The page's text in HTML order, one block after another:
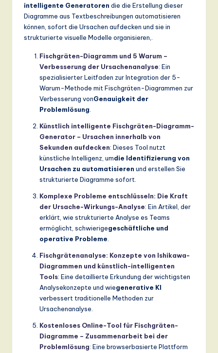
intelligente Generatoren die die Erstellung dieser
Diagramme aus Textbeschreibungen automatisieren
können, sofort die Ursachen aufdecken und sie in
strukturierte visuelle Modelle organisieren,.
Fischgräten-Diagramm und 5 Warum –
Verbesserung der Ursachenanalyse: Ein
spezialisierter Leitfaden zur Integration der 5-
Warum-Methode mit Fischgräten-Diagrammen zur
Verbesserung vonGenauigkeit der
Problemlösung.
Künstlich intelligente Fischgräten-Diagramm-
Generator – Ursachen innerhalb von
Sekunden aufdecken: Dieses Tool nutzt
künstliche Intelligenz, umdie Identifizierung von
Ursachen zu automatisieren und erstellen Sie
strukturierte Diagramme sofort.
Komplexe Probleme entschlüsseln: Die Kraft
der Ursache-Wirkungs-Analyse: Ein Artikel, der
erklärt, wie strukturierte Analyse es Teams
ermöglicht, schwierigegeschäftliche und
operative Probleme.
Fischgrätenanalyse: Konzepte von Ishikawa-
Diagrammen und künstlich-intelligenten
Tools: Eine detaillierte Erkundung der wichtigsten
Analysekonzepte und wiegenerative KI
verbessert traditionelle Methoden zur
Ursachenanalyse.
Kostenloses Online-Tool für Fischgräten-
Diagramme – Zusammenarbeit bei der
Problemlösung: Eine browserbasierte Plattform